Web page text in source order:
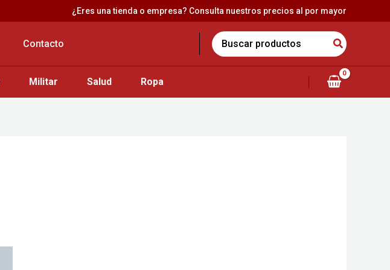
¿Eres una tienda o empresa? Consulta nuestros precios al por mayor
Contacto
Search
for:
Militar Salud Ropa